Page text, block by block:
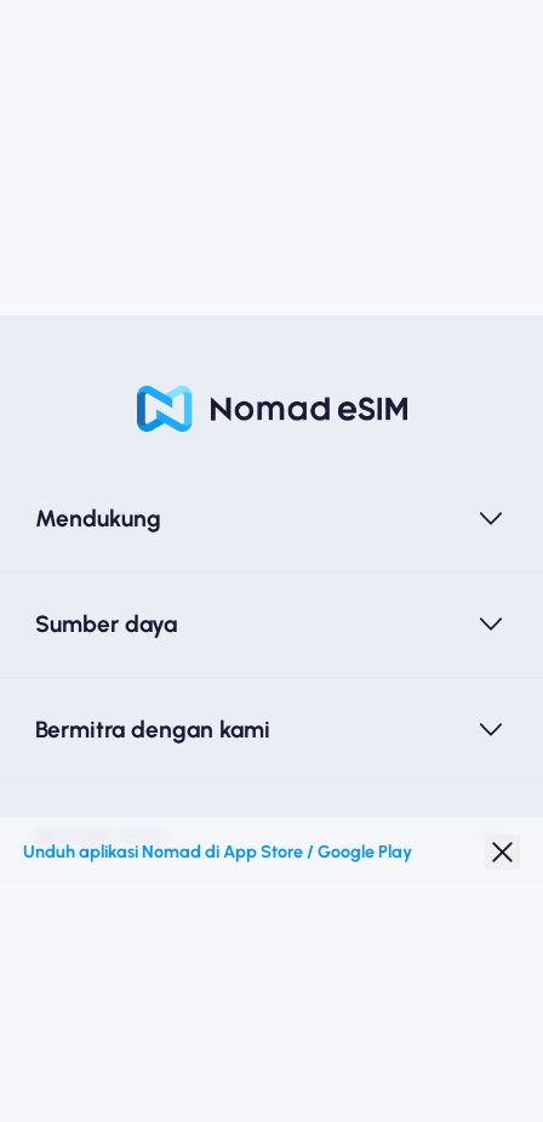
Mendukung
Sumber daya
Bermitra dengan kami
Unduh aplikasi Nomad di App Store / Google Play